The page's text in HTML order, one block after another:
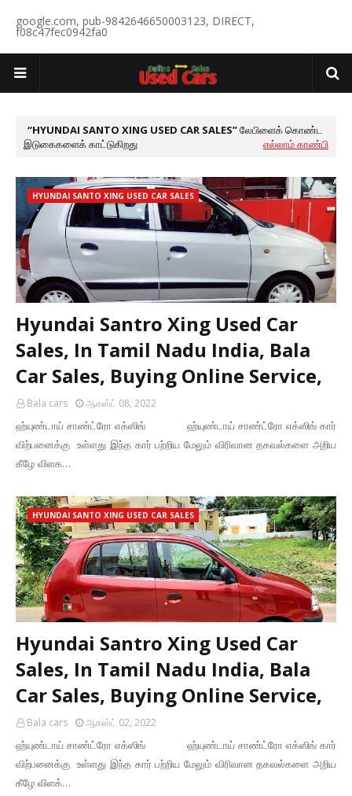
google.com, pub-9842646650003123, DIRECT,
f08c47fec0942fa0
HYUNDAI SANTO XING USED CAR SALES லேபிளைக் கொண்ட
இடுகைகளைக் காட்டுகிறது
எல்லாம் காண்பி
HYUNDAI SANTO XING USED CAR SALES
Hyundai Santro Xing Used Car
Sales, In Tamil Nadu India, Bala
Car Sales, Buying Online Service,
Bala cars ஆகஸ்ட் 08, 2022
ஹ்யுண்டாய் சாண்ட்ரோ எக்ஸிங் ஹ்யுண்டாய் சாண்ட்ரோ எக்ஸிங் கார்
விற்பனைக்கு உள்ளது இந்த கார் பற்றிய மேலும் விரிவான தகவல்களை அறிய
கீழே விளக…
HYUNDAI SANTO XING USED CAR SALES
Hyundai Santro Xing Used Car
Sales, In Tamil Nadu India, Bala
Car Sales, Buying Online Service,
Bala cars ஆகஸ்ட் 02, 2022
ஹ்யுண்டாய் சாண்ட்ரோ எக்ஸிங் ஹ்யுண்டாய் சாண்ட்ரோ எக்ஸிங் கார்
விற்பனைக்கு உள்ளது இந்த கார் பற்றிய மேலும் விரிவான தகவல்களை அறிய
கீழே விளக்…